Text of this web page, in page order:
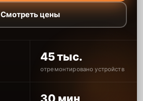
Смотреть цены
45 тыс.
отремонтировано устройств
30 мин